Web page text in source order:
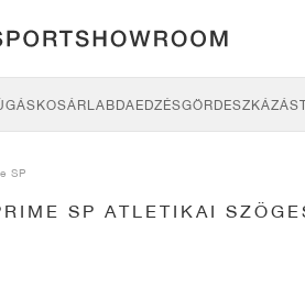
KOSÁRLABDAEDZÉSGÖRDESZKÁZÁS
SP
SP ATLETIKAI